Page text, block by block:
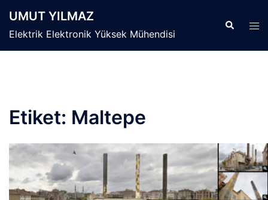
atlaUMUT YILMAZ
Elektrik Elektronik Yüksek Mühendisi
Search
Etiket: Maltepe